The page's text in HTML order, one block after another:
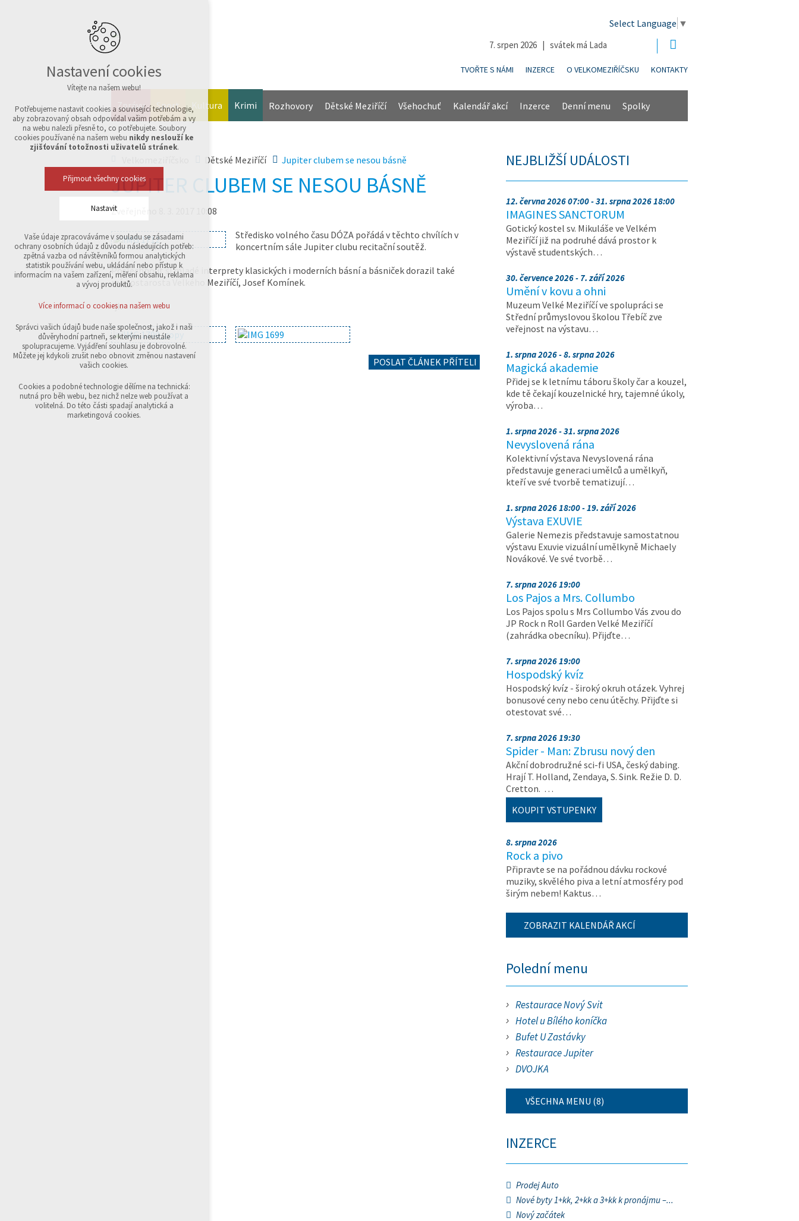
Select Language ▼
7. srpen 2026 | svátek má Lada
TVOŘTE S NÁMI INZERCE O VELKOMEZIŘÍČSKU KONTAKTY
Zprávy Sport Kultura Krimi Rozhovory Dětské Meziříčí Všehochuť Kalendář akcí Inzerce Denní menu Spolky
Dětské Meziříčí Jupiter clubem se nesou básně
JUPITER CLUBEM SE NESOU BÁSNĚ
Zveřejněno 8. 3. 2017 10:08
Středisko volného času DÓZA pořádá v těchto chvílích v
koncertním sále Jupiter clubu recitační soutěž.
Poslechnout si mladé interprety klasických i moderních básní a básniček dorazil také
místostarosta Velkého Meziříčí, Josef Komínek.
-jk-
POSLAT ČLÁNEK PŘÍTELI
NEJBLIŽŠÍ UDÁLOSTI
12. června 2026 07:00 - 31. srpna 2026 18:00
IMAGINES SANCTORUM
Gotický kostel sv. Mikuláše ve Velkém
Meziříčí již na podruhé dává prostor k
výstavě studentských…
30. července 2026 - 7. září 2026
Umění v kovu a ohni
Muzeum Velké Meziříčí ve spolupráci se
Střední průmyslovou školou Třebíč zve
veřejnost na výstavu…
1. srpna 2026 - 8. srpna 2026
Magická akademie
Přidej se k letnímu táboru školy čar a kouzel,
kde tě čekají kouzelnické hry, tajemné úkoly,
výroba…
1. srpna 2026 - 31. srpna 2026
Nevyslovená rána
Kolektivní výstava Nevyslovená rána
představuje generaci umělců a umělkyň,
kteří ve své tvorbě tematizují…
1. srpna 2026 18:00 - 19. září 2026
Výstava EXUVIE
Galerie Nemezis představuje samostatnou
výstavu Exuvie vizuální umělkyně Michaely
Novákové. Ve své tvorbě…
7. srpna 2026 19:00
Los Pajos a Mrs. Collumbo
Los Pajos spolu s Mrs Collumbo Vás zvou do
JP Rock n Roll Garden Velké Meziříčí
(zahrádka obecníku). Přijďte…
7. srpna 2026 19:00
Hospodský kvíz
Hospodský kvíz - široký okruh otázek. Vyhrej
bonusové ceny nebo cenu útěchy. Přijďte si
otestovat své…
7. srpna 2026 19:30
Spider - Man: Zbrusu nový den
Akční dobrodružné sci-fi USA, český dabing.
Hrají T. Holland, Zendaya, S. Sink. Režie D. D.
Cretton. …
KOUPIT VSTUPENKY
8. srpna 2026
Rock a pivo
Připravte se na pořádnou dávku rockové
muziky, skvělého piva a letní atmosféry pod
širým nebem! Kaktus…
ZOBRAZIT KALENDÁŘ AKCÍ
Polední menu
Restaurace Nový Svit
Hotel u Bílého koníčka
Bufet U Zastávky
Restaurace Jupiter
DVOJKA
VŠECHNA MENU (8)
INZERCE
Prodej Auto
Nové byty 1+kk, 2+kk a 3+kk k pronájmu –...
Nový začátek
Nastavení cookies
Vítejte na našem webu!
Potřebujeme nastavit cookies a související technologie,
aby zobrazovaný obsah odpovídal vašim potřebám a vy
na webu nalezli přesně to, co potřebujete. Soubory
cookies používané na našem webu nikdy neslouží ke
zjišťování totožnosti uživatelů stránek.
Přijmout všechny cookies
Nastavit
Technická cookies
nutná pro provozování webu
udržení kontextu stránek (session): případná
přihlášení, volby jazyka, apod.
analytická pro anonymizované vyhodnocení
návštěvnosti
marketingová cookies (Google,Sklik)
Více informací o cookies na našem webu
Přijmout všechny cookies
Odmítnout vše
Vaše údaje zpracováváme v souladu se zásadami
ochrany osobních údajů z důvodu následujících potřeb:
zpětná vazba od návštěvníků formou analytických
statistik používání webu, ukládání nebo přístup k
informacím na vašem zařízení, měření obsahu, reklama
a vývoj produktů.
Více informací o cookies na našem webu
Správci vašich údajů bude naše společnost, jakož i naši
důvěryhodní partneři, se kterými neustále
spolupracujeme. Vyjádření souhlasu je dobrovolné.
Můžete jej kdykoli zrušit nebo obnovit změnou nastavení
vašich cookies.
Cookies a podobné technologie dělíme na technická:
nutná pro běh webu, bez nichž nelze web používat a
volitelná. Do této části spadají analytická a
marketingová cookies.